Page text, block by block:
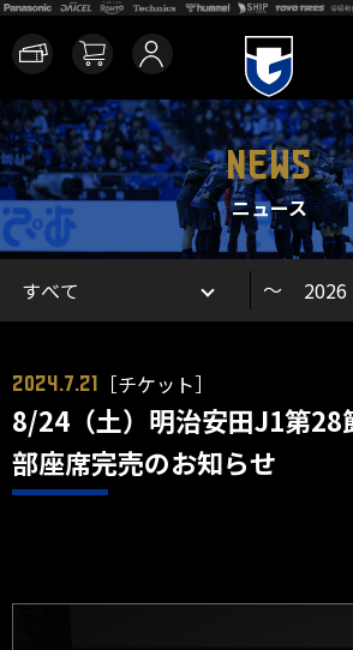
NEWS
ニュース
～
2024.7.21 ［チケット］
8/24（土）明治安田J1第
部座席完売のお知らせ